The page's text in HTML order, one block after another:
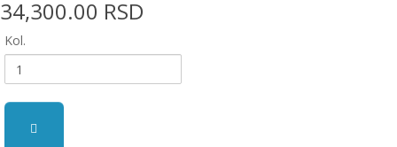
za
zavarivanje
Prenosni
računari
Pribor
34,300.00 RSD
Kol.